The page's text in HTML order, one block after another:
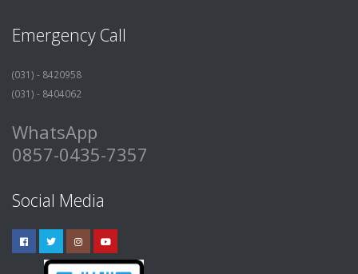
Emergency Call
(031) - 8420958
(031) - 8404062
WhatsApp
0857-0435-7357
Social Media